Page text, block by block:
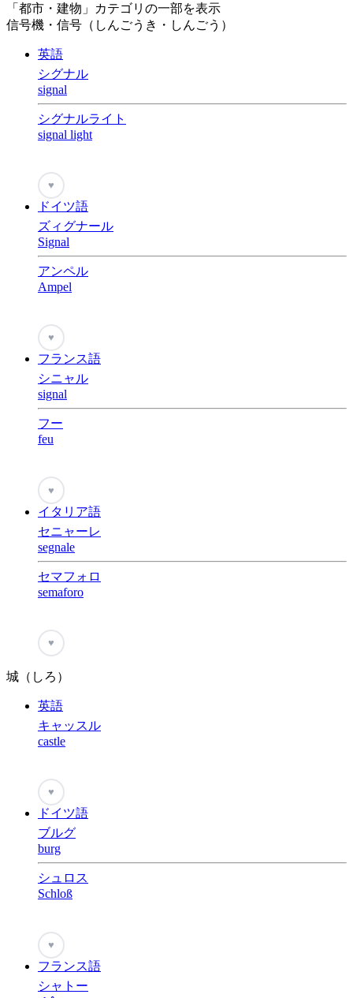
「都市・建物」カテゴリの一部を表示
信号機・信号（しんごうき・しんごう）
英語
シグナル
signal
シグナルライト
signal light
♥
ドイツ語
ズィグナール
Signal
アンペル
Ampel
♥
フランス語
シニャル
signal
フー
feu
♥
イタリア語
セニャーレ
segnale
セマフォロ
semaforo
♥
城（しろ）
英語
キャッスル
castle
♥
ドイツ語
ブルグ
burg
シュロス
Schloß
♥
フランス語
シャトー